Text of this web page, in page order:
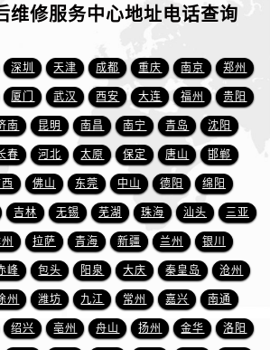
山东省莱芜市文化南路8号银座商城名表维修一楼名表维修萧邦售后服务中心（需提前预约）
山东省日照市东港区烟台路萧邦售后服务中心（需提前预约）
山东省泰安市泰山区财源街道泰山大街萧邦售后服务中心（需提前预约）
山东省威海市环翠区新威海路89号振华商厦一楼名表维修萧邦售后服务中心（需提前预约）
山东省潍坊市奎文区东风东街萧邦售后服务中心（需提前预约）
山东省枣庄市滕州市北辛路与善国路交叉口萧邦售后服务中心（需提前预约）
山东省淄博市张店区金晶大道萧邦售后服务中心（需提前预约）
上海市黄浦区南京东路299号宏伊国际广场写字楼8层806室萧邦售后服务中心（需提前预约）
上海市徐汇区虹桥路3号港汇中心2座37层3705室萧邦售后服务中心（需提前预约）
浙江省杭州市上城区钱江路1366号华润大厦A座5层503-5室萧邦售后服务中心（需提前预约）
浙江省湖州市吴兴区劳动路萧邦售后服务中心（需提前预约）
浙江省嘉兴市南湖区广益路705号嘉兴世界贸易中心A座13层1304室萧邦售后服务中心（需提前预约）
浙江省金华市金东区东市南街777号金华万达广场4号楼22楼2209室萧邦售后服务中心（需提前预约）
维修服务中心地址电话查询
深圳 天津 成都 重庆 南京 郑州
厦门 武汉 西安 大连 福州 贵阳
南 昆明 南昌 南宁 青岛 沈阳
春 河北 太原 保定 唐山 邯郸
佛山 东莞 中山 德阳 绵阳
吉林 无锡 芜湖 珠海 汕头 三亚
拉萨 青海 新疆 兰州 银川
峰 包头 阳泉 大庆 秦皇岛 沧州
州 潍坊 九江 常州 嘉兴 南通
绍兴 亳州 舟山 扬州 金华 洛阳